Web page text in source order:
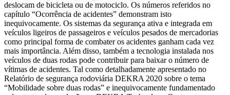
deslocam de bicicleta ou de motociclo. Os números referidos no
capítulo “Ocorrência de acidentes” demonstram isto
inequivocamente. Os sistemas da segurança ativa e integrada em
veículos ligeiros de passageiros e veículos pesados de mercadorias
como principal forma de combater os acidentes ganham cada vez
mais importância. Além disso, também a tecnologia instalada nos
veículos de duas rodas pode contribuir para baixar o número de
vítimas de acidentes. Tal como detalhadamente apresentado no
Relatório de segurança rodoviária DEKRA 2020 sobre o tema
“Mobilidade sobre duas rodas” e inequivocamente fundamentado